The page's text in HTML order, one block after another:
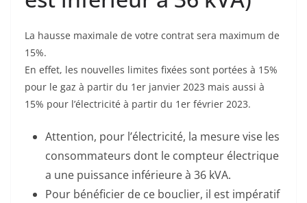
La hausse maximale de votre contrat sera maximum de
15%.
En effet, les nouvelles limites fixées sont portées à 15%
pour le gaz à partir du 1er janvier 2023 mais aussi à
15% pour l’électricité à partir du 1er février 2023.
Attention, pour l’électricité, la mesure vise les
consommateurs dont le compteur électrique
a une puissance inférieure à 36 kVA.
Pour bénéficier de ce bouclier, il est impératif